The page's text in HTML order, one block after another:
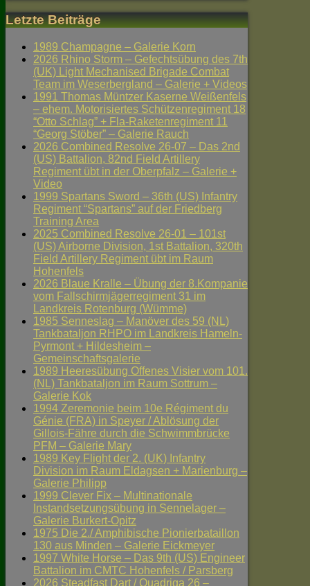
Letzte Beiträge
1989 Champagne – Galerie Korn
2026 Rhino Storm – Gefechtsübung des 7th
(UK) Light Mechanised Brigade Combat
Team im Weserbergland – Galerie + Videos
1991 Thomas Müntzer Kaserne Weißenfels
– ehem. Motorisiertes Schützenregiment 18
“Otto Schlag” + Fla-Raketenregiment 11
“Georg Stöber” – Galerie Rauch
2026 Combined Resolve 26-07 – Das 2nd
(US) Battalion, 82nd Field Artillery
Regiment übt in der Oberpfalz – Galerie +
Video
1999 Spartans Sword – 36th (US) Infantry
Regiment “Spartans” auf der Friedberg
Training Area
2025 Combined Resolve 26-01 – 101st
(US) Airborne Division, 1st Battalion, 320th
Field Artillery Regiment übt im Raum
Hohenfels
2026 Blaue Kralle – Übung der 8.Kompanie
vom Fallschirmjägerregiment 31 im
Landkreis Rotenburg (Wümme)
1985 Senneslag – Manöver des 59 (NL)
Tankbataljon RHPO im Landkreis Hameln-
Pyrmont + Hildesheim –
Gemeinschaftsgalerie
1989 Heeresübung Offenes Visier vom 101.
(NL) Tankbataljon im Raum Sottrum –
Galerie Kok
1994 Zeremonie beim 10e Régiment du
Génie (FRA) in Speyer / Ablösung der
Gillois-Fähre durch die Schwimmbrücke
PFM – Galerie Mary
1989 Key Flight der 2. (UK) Infantry
Division im Raum Eldagsen + Marienburg –
Galerie Philipp
1999 Clever Fix – Multinationale
Instandsetzungsübung in Sennelager –
Galerie Burkert-Opitz
1975 Die 2./ Amphibische Pionierbataillon
130 aus Minden – Galerie Eickmeyer
1997 White Horse – Das 9th (US) Engineer
Battalion im CMTC Hohenfels / Parsberg
2026 Steadfast Dart / Quadriga 26 –